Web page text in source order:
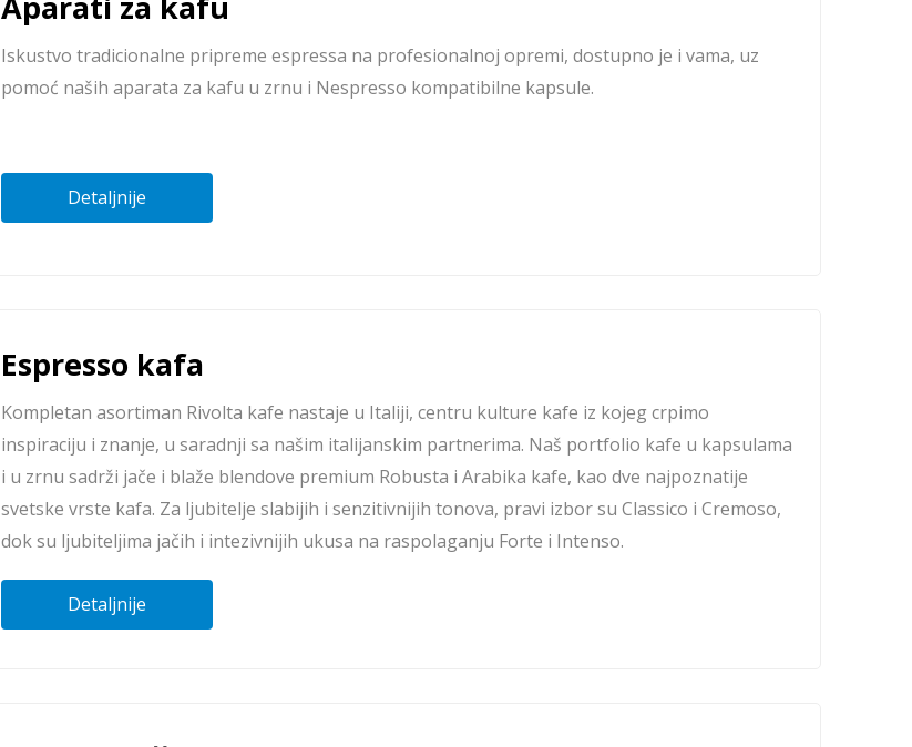
Iskustvo tradicionalne pripreme espressa na profesionalnoj opremi, dostupno je i vama, uz
pomoć naših aparata za kafu u zrnu i Nespresso kompatibilne kapsule.
Detaljnije
Espresso kafa
Kompletan asortiman Rivolta kafe nastaje u Italiji, centru kulture kafe iz kojeg crpimo
inspiraciju i znanje, u saradnji sa našim italijanskim partnerima. Naš portfolio kafe u kapsulama
i u zrnu sadrži jače i blaže blendove premium Robusta i Arabika kafe, kao dve najpoznatije
svetske vrste kafa. Za ljubitelje slabijih i senzitivnijih tonova, pravi izbor su Classico i Cremoso,
dok su ljubiteljima jačih i intezivnijih ukusa na raspolaganju Forte i Intenso.
Detaljnije